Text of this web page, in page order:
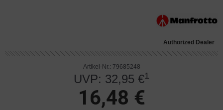
Authorized Dealer
Artikel-Nr.: 79685248
UVP: 32,95 €1
16,48 €